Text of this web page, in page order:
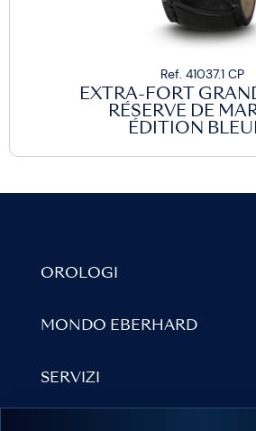
Ref. 41037.1 CP
EXTRA-FORT
RÉSERVE DE
ÉDITION
OROLOGI
MONDO EBERHARD
SERVIZI